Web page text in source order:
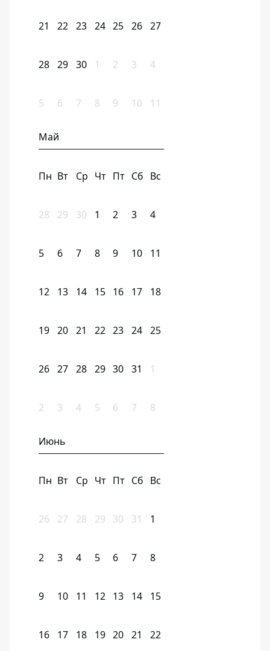
21 22 23 24 25 26 27
28 29 30 1 2 3 4
5 6 7 8 9 10 11
Май
Пн Вт Ср Чт Пт Сб Вс
28 29 30 1 2 3 4
5 6 7 8 9 10 11
12 13 14 15 16 17 18
19 20 21 22 23 24 25
26 27 28 29 30 31 1
2 3 4 5 6 7 8
Июнь
Пн Вт Ср Чт Пт Сб Вс
26 27 28 29 30 31 1
2 3 4 5 6 7 8
9 10 11 12 13 14 15
16 17 18 19 20 21 22